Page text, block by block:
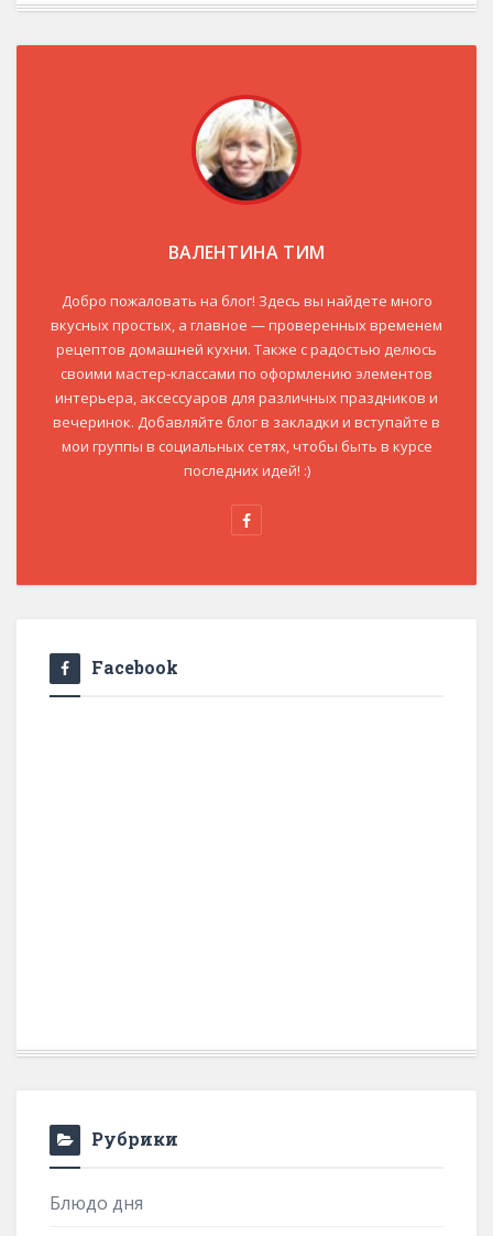
ВАЛЕНТИНА ТИМ
Добро пожаловать на блог! Здесь вы найдете много
вкусных простых, а главное — проверенных временем
рецептов домашней кухни. Также с радостью делюсь
своими мастер-классами по оформлению элементов
интерьера, аксессуаров для различных праздников и
вечеринок. Добавляйте блог в закладки и вступайте в
мои группы в социальных сетях, чтобы быть в курсе
последних идей! :)
Facebook
Рубрики
Блюдо дня